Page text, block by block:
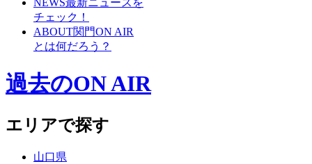
チェック！
ABOUT関門ON AIR
とは何だろう？
過去のON AIR
エリアで探す
山口県